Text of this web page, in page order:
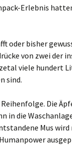
Erlebnis
oder bisher
von zwei der
viele hundert
sind.
Die
in die
Mus